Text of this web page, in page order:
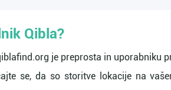
Qibla?
je preprosta in uporabniku
se, da so storitve lokacije na